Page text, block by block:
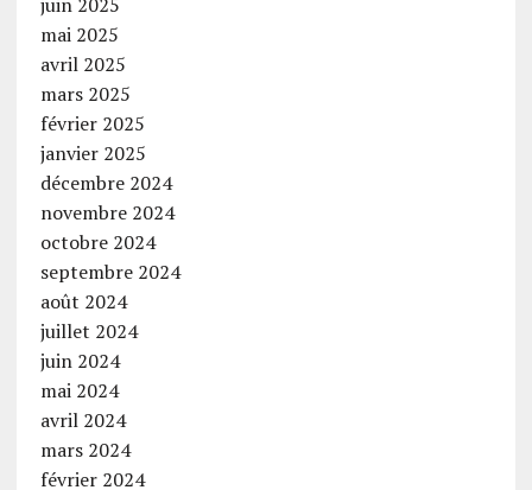
mai 2025
avril 2025
mars 2025
février 2025
janvier 2025
décembre 2024
novembre 2024
octobre 2024
septembre 2024
août 2024
juillet 2024
juin 2024
mai 2024
avril 2024
mars 2024
février 2024